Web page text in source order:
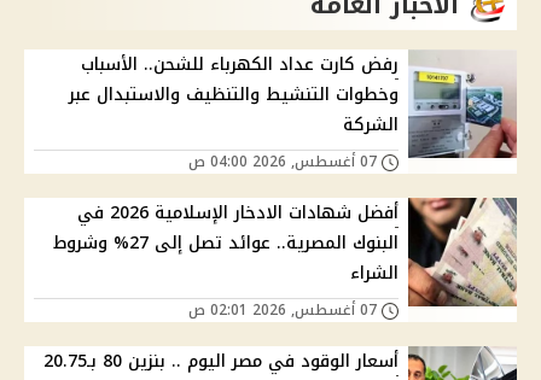
رفض كارت عداد الكهرباء للشحن.. الأسباب
وخطوات التنشيط والتنظيف والاستبدال عبر
الشركة
أفضل شهادات الادخار الإسلامية 2026 في
البنوك المصرية.. عوائد تصل إلى 27% وشروط
الشراء
أسعار الوقود في مصر اليوم .. بنزين 80 بـ20.75